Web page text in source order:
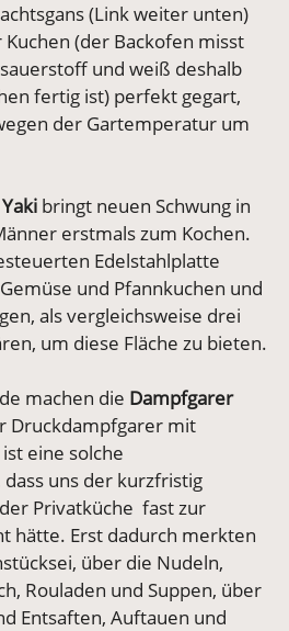
(Link weiter unten)
(der Backofen misst
und weiß deshalb
fertig ist) perfekt gegart,
der Gartemperatur um
bringt neuen Schwung in
erstmals zum Kochen.
Edelstahlplatte
und Pfannkuchen und
als vergleichsweise drei
um diese Fläche zu bieten.
machen die Dampfgarer
Druckdampfgarer mit
eine solche
uns der kurzfristig
Privatküche fast zur
hätte. Erst dadurch merkten
über die Nudeln,
Rouladen und Suppen, über
Entsaften, Auftauen und